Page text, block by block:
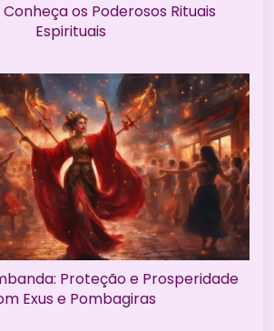
os Poderosos Rituais
Espirituais
Proteção e Prosperidade
Exus e Pombagiras